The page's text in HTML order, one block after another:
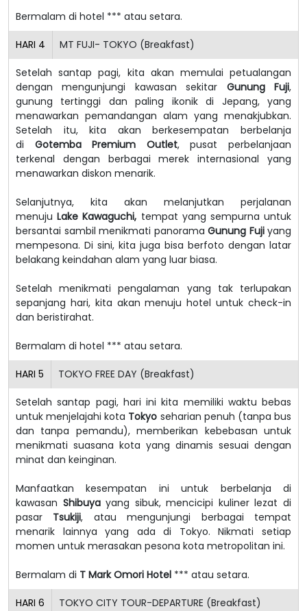
Bermalam di hotel *** atau setara.
HARI 4 MT FUJI- TOKYO (Breakfast)
Setelah santap pagi, kita akan memulai petualangan
dengan mengunjungi kawasan sekitar Gunung Fuji,
gunung tertinggi dan paling ikonik di Jepang, yang
menawarkan pemandangan alam yang menakjubkan.
Setelah itu, kita akan berkesempatan berbelanja
di Gotemba Premium Outlet, pusat perbelanjaan
terkenal dengan berbagai merek internasional yang
menawarkan diskon menarik.
Selanjutnya, kita akan melanjutkan perjalanan
menujuLake Kawaguchi, tempat yang sempurna untuk
bersantai sambil menikmati panorama Gunung Fuji yang
mempesona. Di sini, kita juga bisa berfoto dengan latar
belakang keindahan alam yang luar biasa.
Setelah menikmati pengalaman yang tak terlupakan
sepanjang hari, kita akan menuju hotel untuk check-in
dan beristirahat.
Bermalam di hotel *** atau setara.
HARI 5 TOKYO FREE DAY (Breakfast)
Setelah santap pagi, hari ini kita memiliki waktu bebas
untuk menjelajahi kota Tokyo seharian penuh (tanpa bus
dan tanpa pemandu), memberikan kebebasan untuk
menikmati suasana kota yang dinamis sesuai dengan
minat dan keinginan.
Manfaatkan kesempatan ini untuk berbelanja di
kawasan Shibuyayang sibuk, mencicipi kuliner lezat di
pasar Tsukiji, atau mengunjungi berbagai tempat
menarik lainnya yang ada di Tokyo. Nikmati setiap
momen untuk merasakan pesona kota metropolitan ini.
Bermalam di T Mark Omori Hotel *** atau setara.
HARI 6 TOKYO CITY TOUR-DEPARTURE (Breakfast)